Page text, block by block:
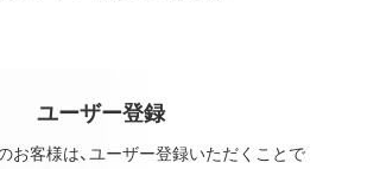
ユーザー登録
お客様は、ユーザー登録いただくことで